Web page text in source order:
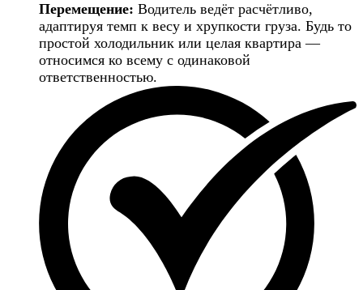
Перемещение: Водитель ведёт расчётливо,
адаптируя темп к весу и хрупкости груза. Будь то
простой холодильник или целая квартира —
относимся ко всему с одинаковой
ответственностью.